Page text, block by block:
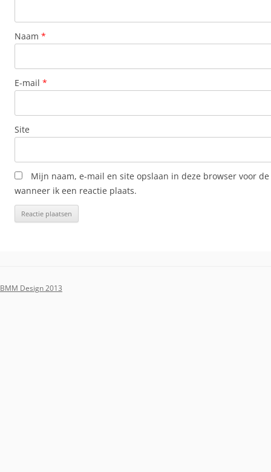
Naam *
E-mail *
Site
Mijn naam, e-mail en site opslaan in deze browser voor
wanneer ik een reactie plaats.
BMM Design 2013